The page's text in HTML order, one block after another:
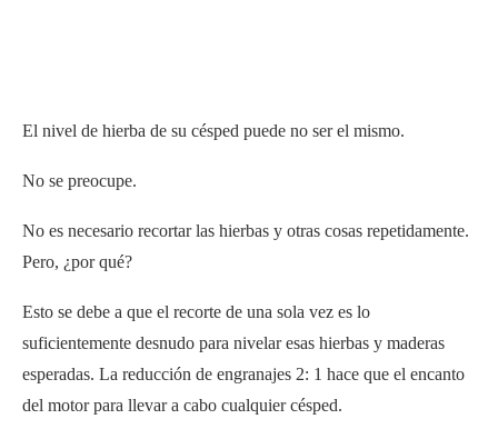
El nivel de hierba de su césped puede no ser el mismo.
No se preocupe.
No es necesario recortar las hierbas y otras cosas repetidamente.
Pero, ¿por qué?
Esto se debe a que el recorte de una sola vez es lo
suficientemente desnudo para nivelar esas hierbas y maderas
esperadas. La reducción de engranajes 2: 1 hace que el encanto
del motor para llevar a cabo cualquier césped.